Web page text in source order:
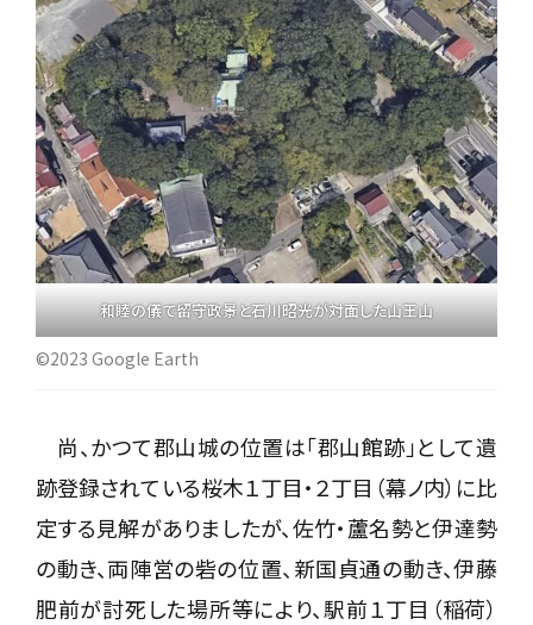
和睦の儀で留守政景と石川昭光が対面した山王山
©2023 Google Earth
尚、かつて郡山城の位置は「郡山館跡」として遺
跡登録されている桜木１丁目・２丁目（幕ノ内）に比
定する見解がありましたが、佐竹・蘆名勢と伊達勢
の動き、両陣営の砦の位置、新国貞通の動き、伊藤
肥前が討死した場所等により、駅前１丁目（稲荷）